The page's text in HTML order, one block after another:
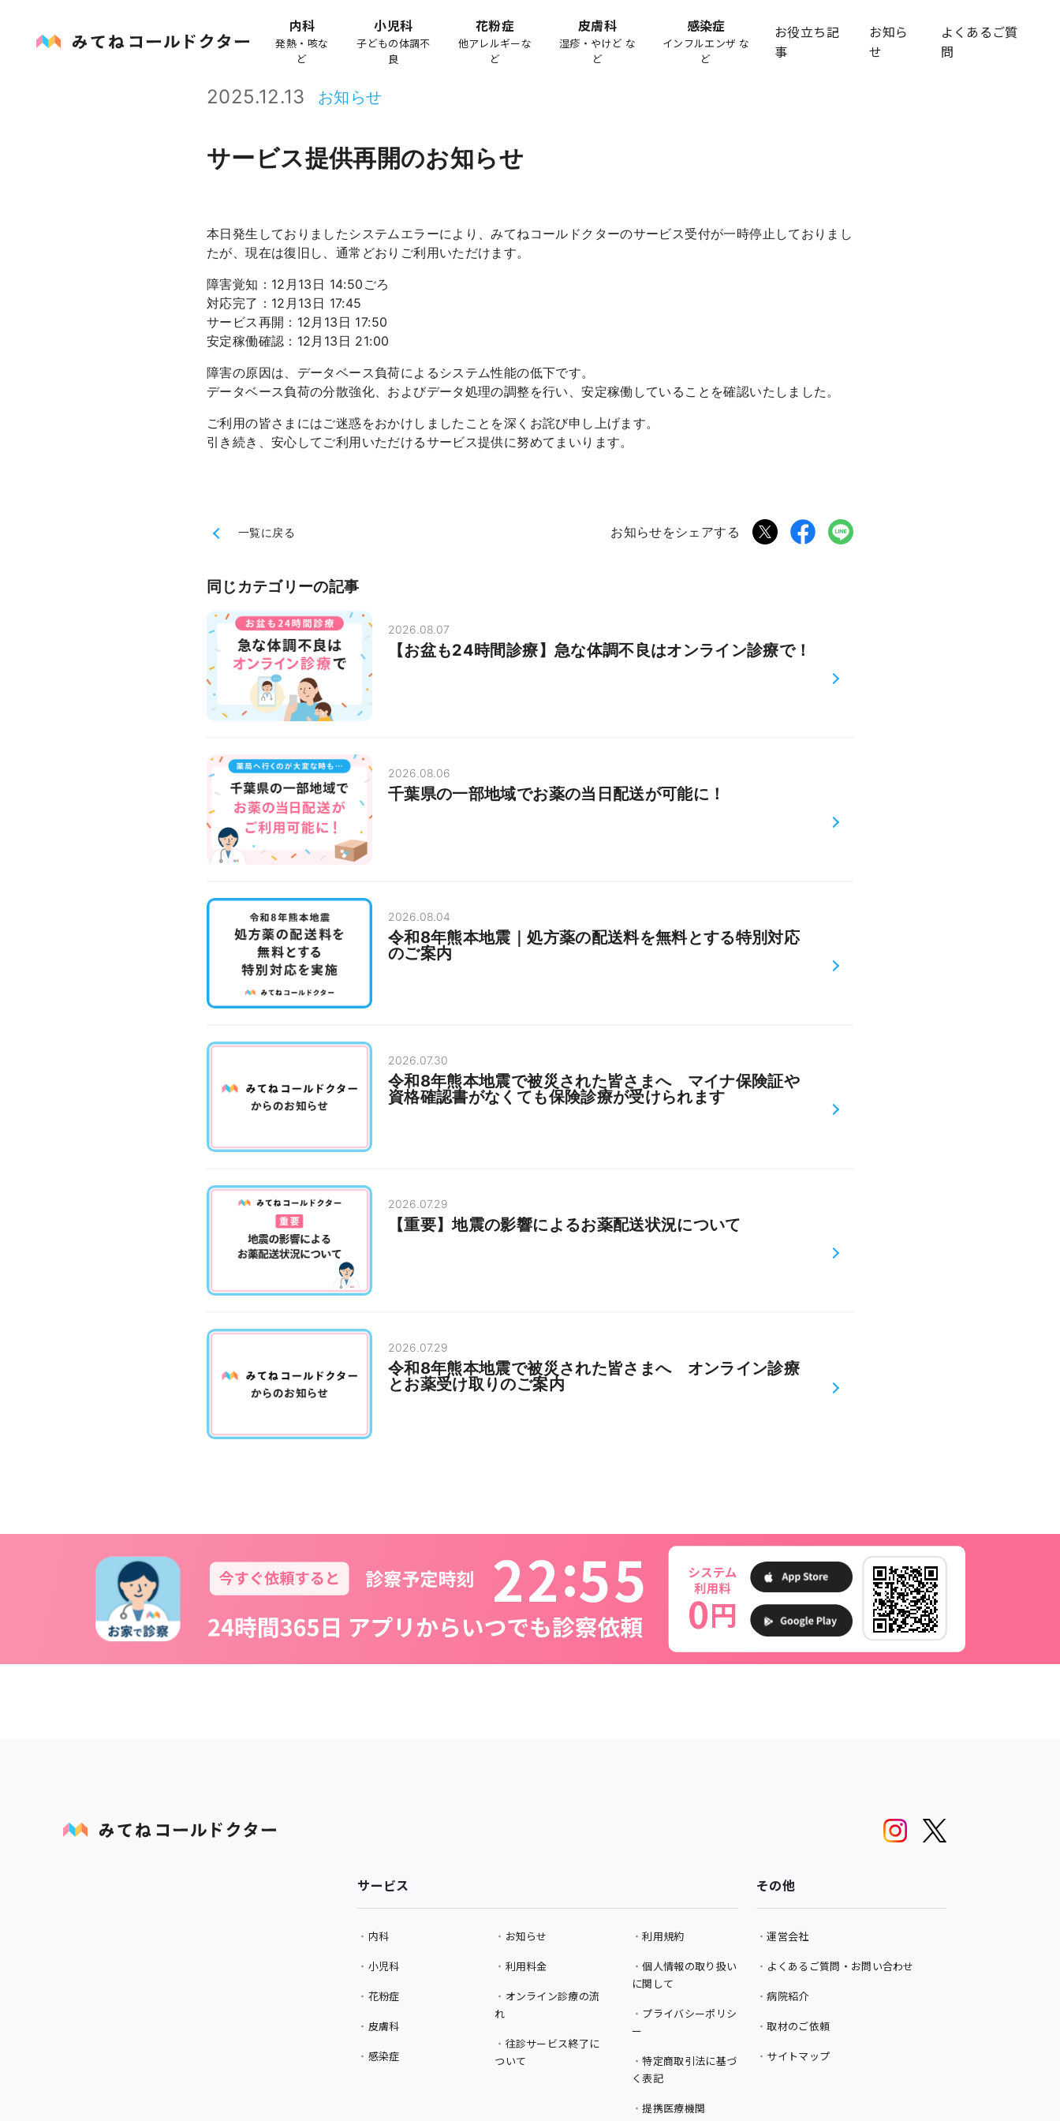
内科
発熱・咳な
ど
小児科
子どもの体調不
良
花粉症
他アレルギーな
ど
皮膚科
湿疹・やけど な
ど
感染症
インフルエンザ な
ど
お役立ち記
事
お知ら
せ
よくあるご質
問
2025.12.13 お知らせ
サービス提供再開のお知らせ
本日発生しておりましたシステムエラーにより、みてねコールドクターのサービス受付が一時停止しておりまし
たが、現在は復旧し、通常どおりご利用いただけます。
障害覚知：12月13日 14:50ごろ
対応完了：12月13日 17:45
サービス再開：12月13日 17:50
安定稼働確認：12月13日 21:00
障害の原因は、データベース負荷によるシステム性能の低下です。
データベース負荷の分散強化、およびデータ処理の調整を行い、安定稼働していることを確認いたしました。
ご利用の皆さまにはご迷惑をおかけしましたことを深くお詫び申し上げます。
引き続き、安心してご利用いただけるサービス提供に努めてまいります。
お知らせをシェアする
一覧に戻る
同じカテゴリーの記事
2026.08.07
【お盆も24時間診療】急な体調不良はオンライン診療で！
2026.08.06
千葉県の一部地域でお薬の当日配送が可能に！
2026.08.04
令和8年熊本地震｜処方薬の配送料を無料とする特別対応
のご案内
2026.07.30
令和8年熊本地震で被災された皆さまへ マイナ保険証や
資格確認書がなくても保険診療が受けられます
2026.07.29
【重要】地震の影響によるお薬配送状況について
2026.07.29
令和8年熊本地震で被災された皆さまへ オンライン診療
とお薬受け取りのご案内
22 55
サービス
内科
小児科
花粉症
皮膚科
感染症
お知らせ
利用料金
オンライン診療の流
れ
往診サービス終了に
ついて
利用規約
個人情報の取り扱い
に関して
プライバシーポリシ
ー
特定商取引法に基づ
く表記
提携医療機関
その他
運営会社
よくあるご質問・お問い合わせ
病院紹介
取材のご依頼
サイトマップ